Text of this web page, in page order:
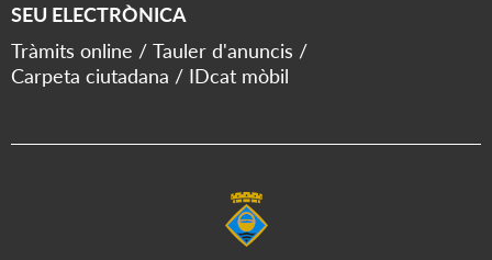
SEU ELECTRÒNICA
Tràmits online
Tauler d'anuncis
Carpeta ciutadana
IDcat mòbil